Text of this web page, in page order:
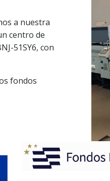
a nuestra
centro de
51SY6, con
fondos